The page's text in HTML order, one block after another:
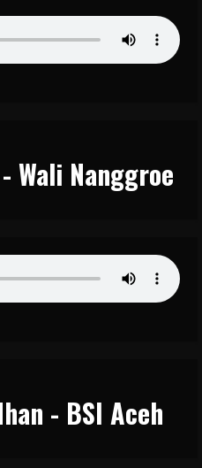
Wali Nanggroe
- BSI Aceh